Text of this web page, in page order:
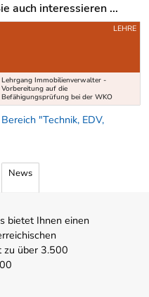
auch interessieren ...
Lehrgang Immobilienverwalter -
Vorbereitung auf die
Befähigungsprüfung bei der WKO
LEHRE
"Technik, EDV,
News
bietet Ihnen einen
zu über 3.500